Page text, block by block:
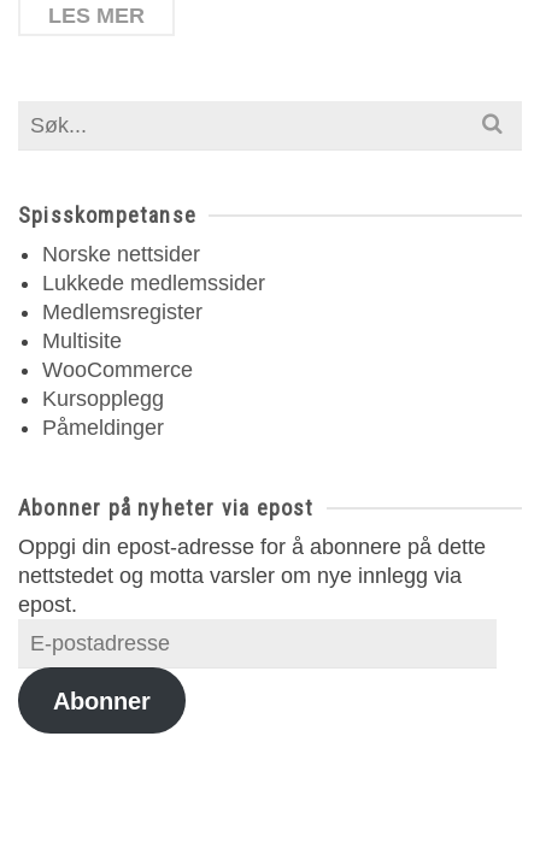
LES MER
Search
Spisskompetanse
Norske nettsider
Lukkede medlemssider
Medlemsregister
Multisite
WooCommerce
Kursopplegg
Påmeldinger
Abonner på nyheter via epost
Oppgi din epost-adresse for å abonnere på dette
nettstedet og motta varsler om nye innlegg via
epost.
E-
postadresse
Abonner